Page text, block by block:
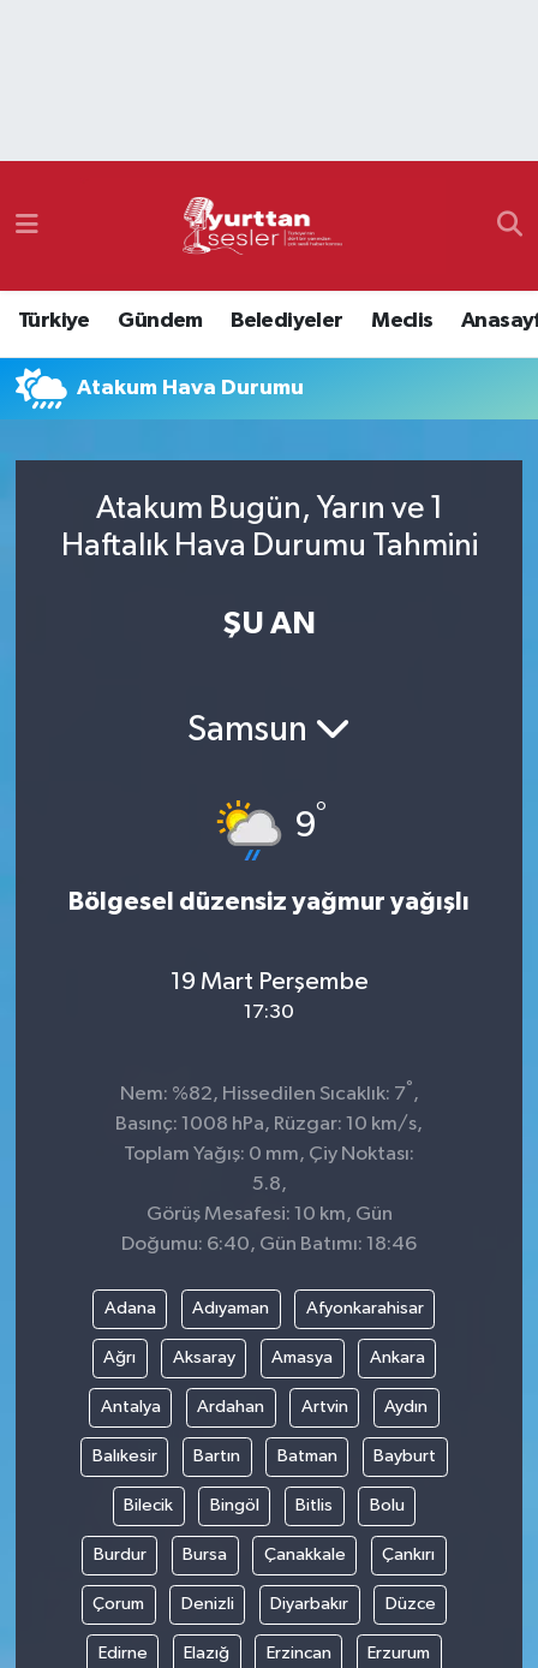
Türkiye Gündem Belediyeler Meclis
Atakum Hava Durumu
Atakum Bugün, Yarın ve 1
Haftalık Hava Durumu Tahmini
ŞU AN
Samsun
9°
Bölgesel düzensiz yağmur yağışlı
19 Mart Perşembe
17:30
Nem: %82, Hissedilen Sıcaklık: 7° ,
Basınç: 1008 hPa, Rüzgar: 10 km/s,
Toplam Yağış: 0 mm, Çiy Noktası:
5.8,
Görüş Mesafesi: 10 km, Gün
Doğumu: 6:40, Gün Batımı: 18:46
Adana Adıyaman Afyonkarahisar
Ağrı Aksaray Amasya Ankara
Antalya Ardahan Artvin Aydın
Balıkesir Bartın Batman Bayburt
Bilecik Bingöl Bitlis Bolu
Burdur Bursa Çanakkale Çankırı
Çorum Denizli Diyarbakır Düzce
Edirne Elazığ Erzincan Erzurum
Namaz Vakitleri
Süper Lig Puan Durumu ve Fikstür
Tüm Manşetler
Son Dakika Haberleri
Haber Arşivi